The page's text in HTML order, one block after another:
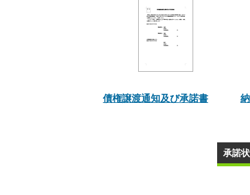
債権譲渡通知及び承諾書
承諾